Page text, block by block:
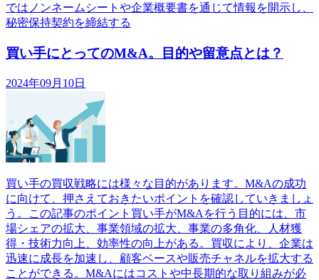
ではノンネームシートや企業概要書を通じて情報を開示し、
秘密保持契約を締結する
買い手にとってのM&A。目的や留意点とは？
2024年09月10日
買い手の買収戦略には様々な目的があります。M&Aの成功
に向けて、押さえておきたいポイントを確認していきましょ
う。この記事のポイント買い手がM&Aを行う目的には、市
場シェアの拡大、事業領域の拡大、事業の多角化、人材獲
得・技術力向上、効率性の向上がある。買収により、企業は
迅速に成長を加速し、顧客ベースや販売チャネルを拡大する
ことができる。M&Aにはコストや中長期的な取り組みが必